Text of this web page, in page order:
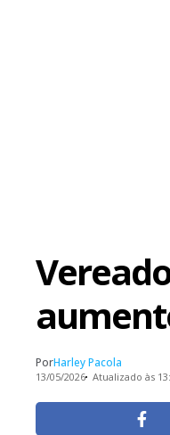
PorHarley Pacola
13/05/2026 Atualizado às